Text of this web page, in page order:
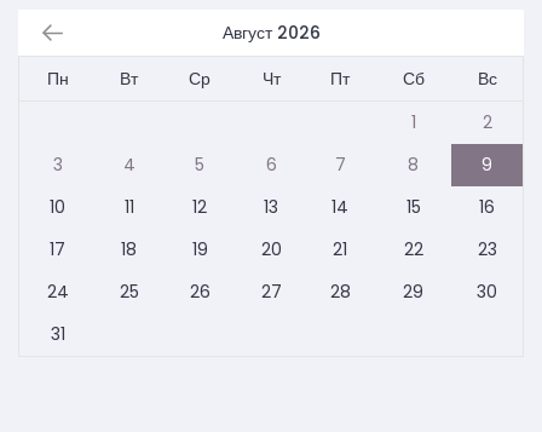
Август 2026
Пн
Вт Ср Чт Пт Сб
Вс
1
2
3
4 5 6 7 8
9
10
11 12 13 14 15
16
17
18 19 20 21 22
23
24
25 26 27 28 29
30
31